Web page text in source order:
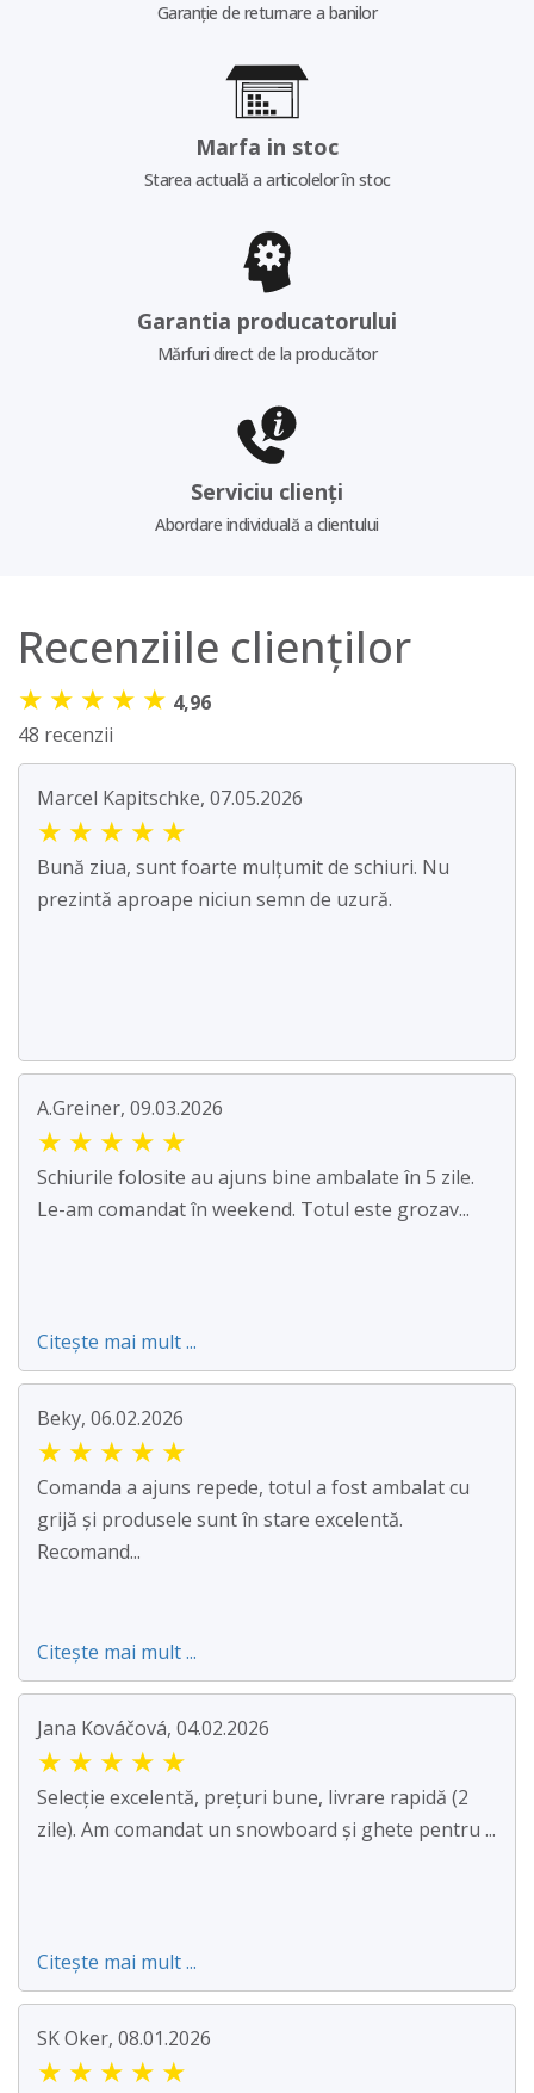
Garanție de returnare a banilor
Marfa in stoc
Starea actuală a articolelor în stoc
Garantia producatorului
Mărfuri direct de la producător
Serviciu clienți
Abordare individuală a clientului
Recenziile clienților
★ ★ ★ ★ ★ 4,96
48 recenzii
Marcel Kapitschke, 07.05.2026
★ ★ ★ ★ ★
Bună ziua, sunt foarte mulțumit de schiuri. Nu
prezintă aproape niciun semn de uzură.
A.Greiner, 09.03.2026
★ ★ ★ ★ ★
Schiurile folosite au ajuns bine ambalate în 5 zile.
Le-am comandat în weekend. Totul este grozav...
Citește mai mult ...
Beky, 06.02.2026
★ ★ ★ ★ ★
Comanda a ajuns repede, totul a fost ambalat cu
grijă și produsele sunt în stare excelentă.
Recomand...
Citește mai mult ...
Jana Kováčová, 04.02.2026
★ ★ ★ ★ ★
Selecție excelentă, prețuri bune, livrare rapidă (2
zile). Am comandat un snowboard și ghete pentru ...
Citește mai mult ...
SK Oker, 08.01.2026
★ ★ ★ ★ ★